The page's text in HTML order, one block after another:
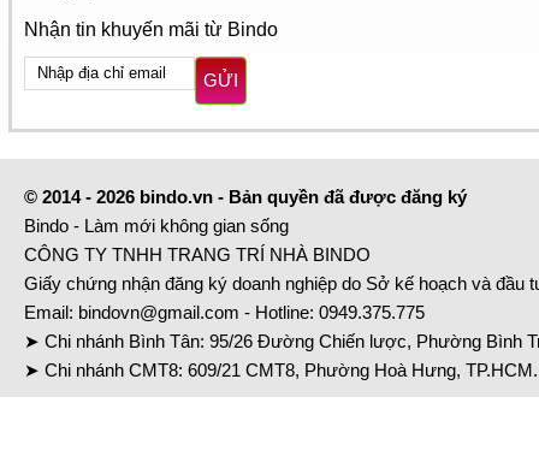
Nhận tin khuyến mãi từ Bindo
GỬI
© 2014 - 2026 bindo.vn - Bản quyền đã được đăng ký
Bindo - Làm mới không gian sống
CÔNG TY TNHH TRANG TRÍ NHÀ BINDO
Giấy chứng nhận đăng ký doanh nghiệp do Sở kế hoạch và đầu
Email: bindovn@gmail.com - Hotline: 0949.375.775
➤ Chi nhánh Bình Tân: 95/26 Đường Chiến lược, Phường Bình
➤ Chi nhánh CMT8: 609/21 CMT8, Phường Hoà Hưng,